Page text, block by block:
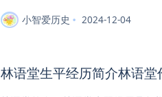
小智爱历史 2024-12-04
林语堂生平经历简介林语堂